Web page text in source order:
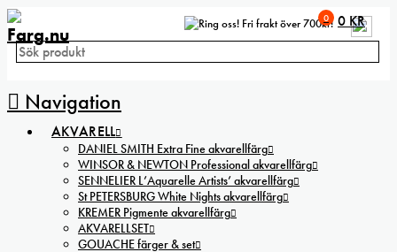
Fri frakt över 700kr!
Navigation
0 0 KR
AKVARELL
DANIEL SMITH Extra Fine akvarellfärg
WINSOR & NEWTON Professional akvarellfärg
SENNELIER L’Aquarelle Artists’ akvarellfärg
St PETERSBURG White Nights akvarellfärg
KREMER Pigmente akvarellfärg
AKVARELLSET
GOUACHE färger & set